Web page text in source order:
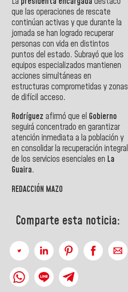
que las operaciones de rescate
continúan activas y que durante la
jornada se han logrado recuperar
personas con vida en distintos
puntos del estado. Subrayó que los
equipos especializados mantienen
acciones simultáneas en
estructuras comprometidas y zonas
de difícil acceso.
Rodríguez afirmó que el Gobierno
seguirá concentrado en garantizar
atención inmediata a la población y
en consolidar la recuperación integral
de los servicios esenciales en La
Guaira.
REDACCIÓN MAZO
Comparte esta noticia: